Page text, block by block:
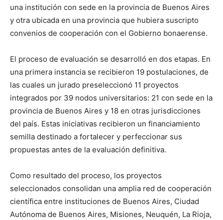
una institución con sede en la provincia de Buenos Aires
y otra ubicada en una provincia que hubiera suscripto
convenios de cooperación con el Gobierno bonaerense.
El proceso de evaluación se desarrolló en dos etapas. En
una primera instancia se recibieron 19 postulaciones, de
las cuales un jurado preseleccionó 11 proyectos
integrados por 39 nodos universitarios: 21 con sede en la
provincia de Buenos Aires y 18 en otras jurisdicciones
del país. Estas iniciativas recibieron un financiamiento
semilla destinado a fortalecer y perfeccionar sus
propuestas antes de la evaluación definitiva.
Como resultado del proceso, los proyectos
seleccionados consolidan una amplia red de cooperación
científica entre instituciones de Buenos Aires, Ciudad
Autónoma de Buenos Aires, Misiones, Neuquén, La Rioja,